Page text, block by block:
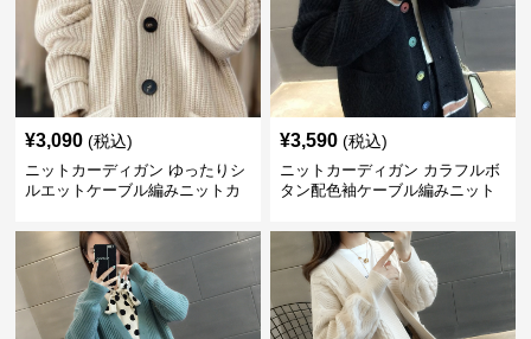
¥3,090 (税込)
ニットカーディガン ゆったりシ
ルエットケーブル編みニットカ
¥3,590 (税込)
ニットカーディガン カラフルボ
タン配色袖ケーブル編みニット